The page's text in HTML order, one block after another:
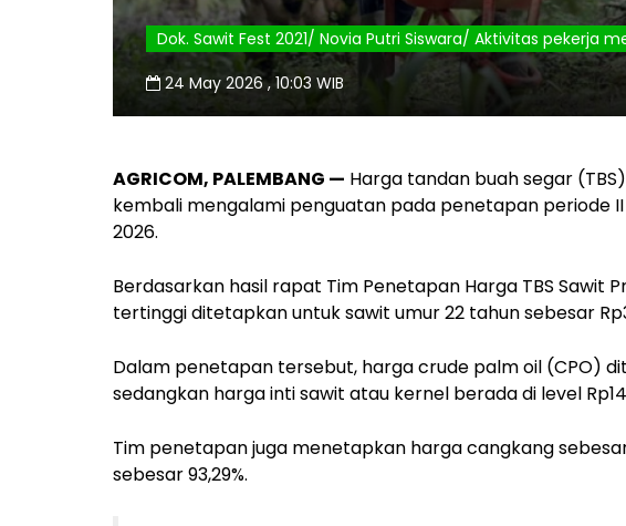
Dok. Sawit Fest 2021/ Novia Putri Siswara/ Aktivitas pekerja
24 May 2026 , 10:03 WIB
AGRICOM, PALEMBANG — Harga tandan buah segar
kembali mengalami penguatan pada penetapan periode II
2026.
Berdasarkan hasil rapat Tim Penetapan Harga TBS Sawit
tertinggi ditetapkan untuk sawit umur 22 tahun sebesar
Dalam penetapan tersebut, harga crude palm oil (CPO)
sedangkan harga inti sawit atau kernel berada di level
Tim penetapan juga menetapkan harga cangkang
sebesar 93,29%.